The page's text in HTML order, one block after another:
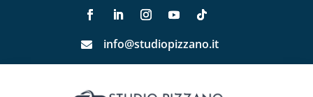
 info@studiopizzano.it